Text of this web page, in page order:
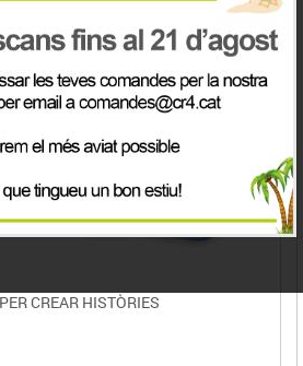
CREAR HISTÒRIES